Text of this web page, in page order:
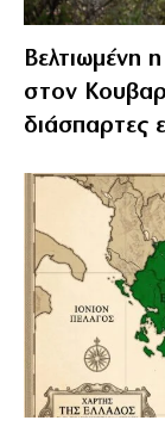
Βελτιωμένη
στον
διάσπαρτες